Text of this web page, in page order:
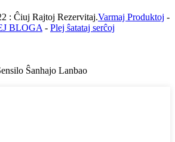
: Ĉiuj Rajtoj Rezervitaj.Varmaj Produktoj -
BLOGA - Plej ŝatataj serĉoj
Ŝanhajo Lanbao